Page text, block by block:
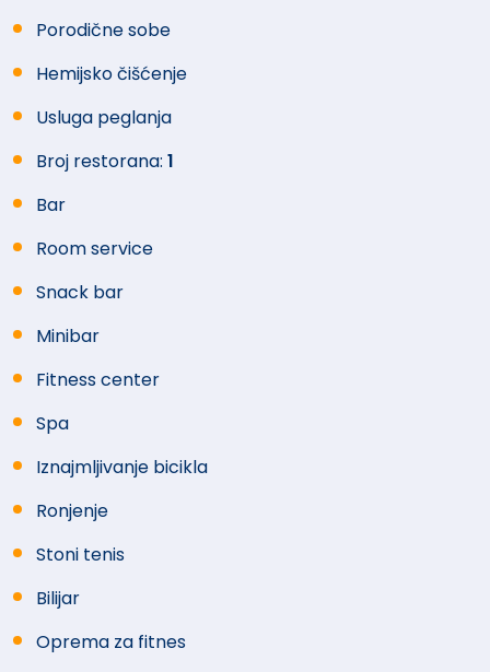
Porodične sobe
Hemijsko čišćenje
Usluga peglanja
Broj restorana: 1
Bar
Room service
Snack bar
Minibar
Fitness center
Spa
Iznajmljivanje bicikla
Ronjenje
Stoni tenis
Bilijar
Oprema za fitnes